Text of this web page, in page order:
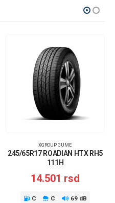
XGROUP GUME
245/65R17 ROADIAN HTX RH5
111H
14.501 rsd
C C 69 dB